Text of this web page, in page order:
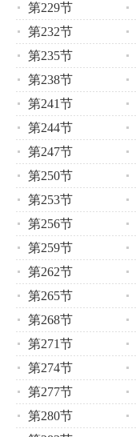
第229节
第232节
第235节
第238节
第241节
第244节
第247节
第250节
第253节
第256节
第259节
第262节
第265节
第268节
第271节
第274节
第277节
第280节